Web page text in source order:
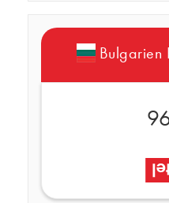
Bulgarien